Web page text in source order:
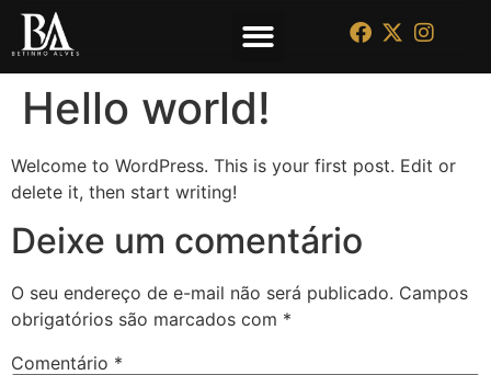
Hello world!
Welcome to WordPress. This is your first post. Edit or
delete it, then start writing!
Deixe um comentário
O seu endereço de e-mail não será publicado. Campos
obrigatórios são marcados com *
Comentário *